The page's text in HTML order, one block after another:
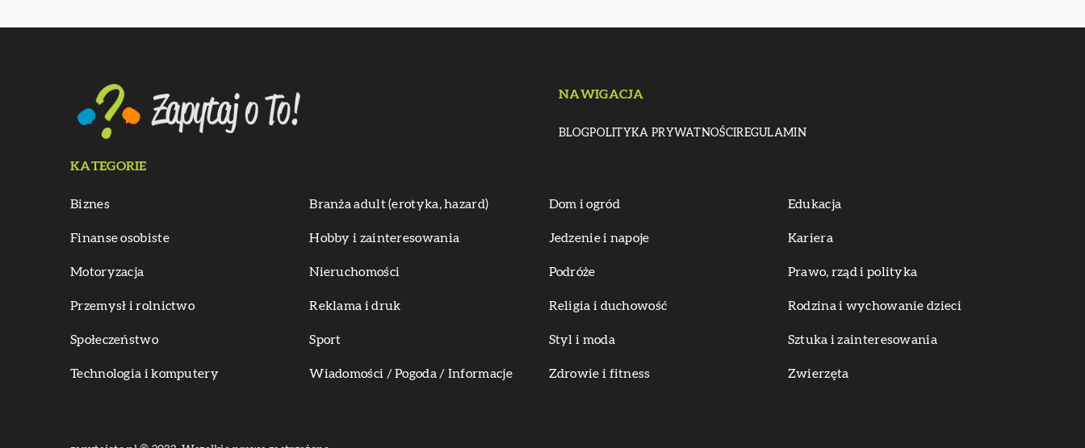
NAWIGACJA
BLOGPOLITYKA PRYWATNOŚCIREGULAMIN
KATEGORIE
Biznes Branża adult (erotyka, hazard) Dom i ogród Edukacja
Finanse osobiste Hobby i zainteresowania Jedzenie i napoje Kariera
Motoryzacja Nieruchomości Podróże Prawo, rząd i polityka
Przemysł i rolnictwo Reklama i druk Religia i duchowość Rodzina i wychowanie dzieci
Społeczeństwo Sport Styl i moda Sztuka i zainteresowania
Technologia i komputery Wiadomości / Pogoda / Informacje Zdrowie i fitness Zwierzęta